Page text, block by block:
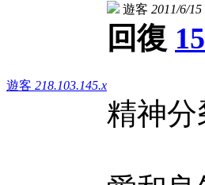
遊客 218.103.145.x
遊客 2011/6/
回復
精神分